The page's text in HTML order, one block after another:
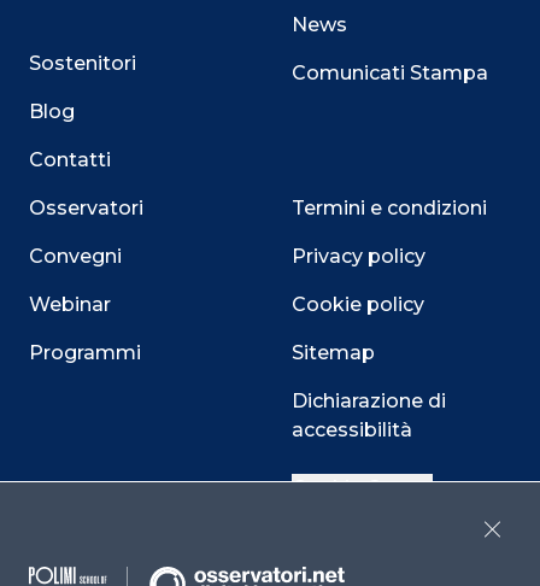
Sostenitori
Blog
Contatti
Osservatori
Convegni
Webinar
Programmi
News
Comunicati Stampa
Termini e condizioni
Privacy policy
Cookie policy
Sitemap
Dichiarazione di
accessibilità
Cookie Center